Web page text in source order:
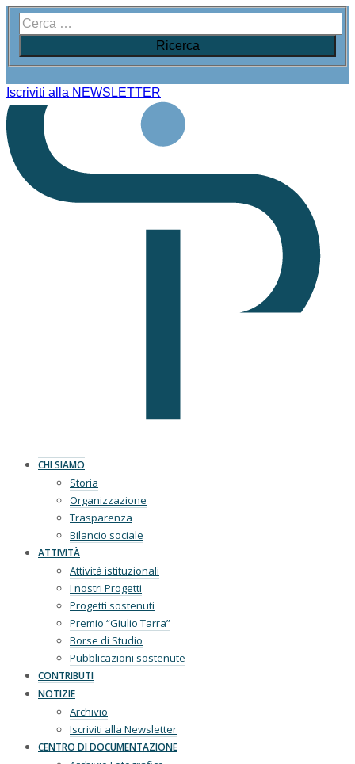
Iscriviti alla NEWSLETTER
CHI SIAMO
Storia
Organizzazione
Trasparenza
Bilancio sociale
ATTIVITÀ
Attività istituzionali
I nostri Progetti
Progetti sostenuti
Premio “Giulio Tarra”
Borse di Studio
Pubblicazioni sostenute
CONTRIBUTI
NOTIZIE
Archivio
Iscriviti alla Newsletter
CENTRO DI DOCUMENTAZIONE